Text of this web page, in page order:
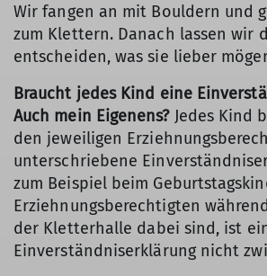
Wir fangen an mit Bouldern und
zum Klettern. Danach lassen wir
entscheiden, was sie lieber
Braucht jedes Kind eine
Auch mein Eigenens?Jedes Kind
den jeweiligen
unterschriebene
zum Beispiel beim
Erziehnungsberechtigten
der Kletterhalle dabei sind, ist
Einverständniserklärung nicht